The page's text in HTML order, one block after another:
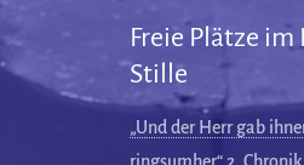
Freie Plätze im
Stille
„Und der Herr gab